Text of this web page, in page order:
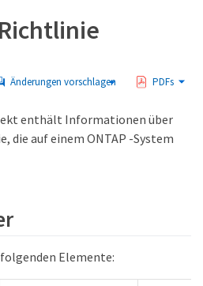
Änderungen vorschlagen PDFs
enthält Informationen über
die auf einem ONTAP -System
Elemente: